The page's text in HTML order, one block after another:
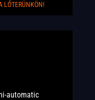
LŐTERÜNKÖN!
automatic